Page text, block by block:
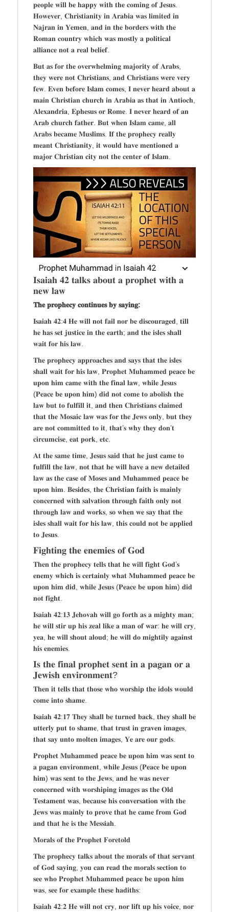
𝐩𝐞𝐨𝐩𝐥𝐞 𝐰𝐢𝐥𝐥 𝐛𝐞 𝐡𝐚𝐩𝐩𝐲 𝐰𝐢𝐭𝐡 𝐭𝐡𝐞 𝐜𝐨𝐦𝐢𝐧𝐠 𝐨𝐟 𝐉𝐞𝐬𝐮𝐬.
𝐇𝐨𝐰𝐞𝐯𝐞𝐫, 𝐂𝐡𝐫𝐢𝐬𝐭𝐢𝐚𝐧𝐢𝐭𝐲 𝐢𝐧 𝐀𝐫𝐚𝐛𝐢𝐚 𝐰𝐚𝐬 𝐥𝐢𝐦𝐢𝐭𝐞𝐝 𝐢𝐧
𝐍𝐚𝐣𝐫𝐚𝐧 𝐢𝐧 𝐘𝐞𝐦𝐞𝐧, 𝐚𝐧𝐝 𝐢𝐧 𝐭𝐡𝐞 𝐛𝐨𝐫𝐝𝐞𝐫𝐬 𝐰𝐢𝐭𝐡 𝐭𝐡𝐞
𝐑𝐨𝐦𝐚𝐧 𝐜𝐨𝐮𝐧𝐭𝐫𝐲 𝐰𝐡𝐢𝐜𝐡 𝐰𝐚𝐬 𝐦𝐨𝐬𝐭𝐥𝐲 𝐚 𝐩𝐨𝐥𝐢𝐭𝐢𝐜𝐚𝐥
𝐚𝐥𝐥𝐢𝐚𝐧𝐜𝐞 𝐧𝐨𝐭 𝐚 𝐫𝐞𝐚𝐥 𝐛𝐞𝐥𝐢𝐞𝐟.
𝐁𝐮𝐭 𝐚𝐬 𝐟𝐨𝐫 𝐭𝐡𝐞 𝐨𝐯𝐞𝐫𝐰𝐡𝐞𝐥𝐦𝐢𝐧𝐠 𝐦𝐚𝐣𝐨𝐫𝐢𝐭𝐲 𝐨𝐟 𝐀𝐫𝐚𝐛𝐬,
𝐭𝐡𝐞𝐲 𝐰𝐞𝐫𝐞 𝐧𝐨𝐭 𝐂𝐡𝐫𝐢𝐬𝐭𝐢𝐚𝐧𝐬, 𝐚𝐧𝐝 𝐂𝐡𝐫𝐢𝐬𝐭𝐢𝐚𝐧𝐬 𝐰𝐞𝐫𝐞 𝐯𝐞𝐫𝐲
𝐟𝐞𝐰. 𝐄𝐯𝐞𝐧 𝐛𝐞𝐟𝐨𝐫𝐞 𝐈𝐬𝐥𝐚𝐦 𝐜𝐨𝐦𝐞𝐬, 𝐈 𝐧𝐞𝐯𝐞𝐫 𝐡𝐞𝐚𝐫𝐝 𝐚𝐛𝐨𝐮𝐭 𝐚
𝐦𝐚𝐢𝐧 𝐂𝐡𝐫𝐢𝐬𝐭𝐢𝐚𝐧 𝐜𝐡𝐮𝐫𝐜𝐡 𝐢𝐧 𝐀𝐫𝐚𝐛𝐢𝐚 𝐚𝐬 𝐭𝐡𝐚𝐭 𝐢𝐧 𝐀𝐧𝐭𝐢𝐨𝐜𝐡,
𝐀𝐥𝐞𝐱𝐚𝐧𝐝𝐫𝐢𝐚, 𝐄𝐩𝐡𝐞𝐬𝐮𝐬 𝐨𝐫 𝐑𝐨𝐦𝐞. 𝐈 𝐧𝐞𝐯𝐞𝐫 𝐡𝐞𝐚𝐫𝐝 𝐨𝐟 𝐚𝐧
𝐀𝐫𝐚𝐛 𝐜𝐡𝐮𝐫𝐜𝐡 𝐟𝐚𝐭𝐡𝐞𝐫. 𝐁𝐮𝐭 𝐰𝐡𝐞𝐧 𝐈𝐬𝐥𝐚𝐦 𝐜𝐚𝐦𝐞, 𝐚𝐥𝐥
𝐀𝐫𝐚𝐛𝐬 𝐛𝐞𝐜𝐚𝐦𝐞 𝐌𝐮𝐬𝐥𝐢𝐦𝐬. 𝐈𝐟 𝐭𝐡𝐞 𝐩𝐫𝐨𝐩𝐡𝐞𝐜𝐲 𝐫𝐞𝐚𝐥𝐥𝐲
𝐦𝐞𝐚𝐧𝐭 𝐂𝐡𝐫𝐢𝐬𝐭𝐢𝐚𝐧𝐢𝐭𝐲, 𝐢𝐭 𝐰𝐨𝐮𝐥𝐝 𝐡𝐚𝐯𝐞 𝐦𝐞𝐧𝐭𝐢𝐨𝐧𝐞𝐝 𝐚
𝐦𝐚𝐣𝐨𝐫 𝐂𝐡𝐫𝐢𝐬𝐭𝐢𝐚𝐧 𝐜𝐢𝐭𝐲 𝐧𝐨𝐭 𝐭𝐡𝐞 𝐜𝐞𝐧𝐭𝐞𝐫 𝐨𝐟 𝐈𝐬𝐥𝐚𝐦.
𝐈𝐬𝐚𝐢𝐚𝐡 𝟒𝟐 𝐭𝐚𝐥𝐤𝐬 𝐚𝐛𝐨𝐮𝐭 𝐚 𝐩𝐫𝐨𝐩𝐡𝐞𝐭 𝐰𝐢𝐭𝐡 𝐚
𝐧𝐞𝐰 𝐥𝐚𝐰
𝐓𝐡𝐞 𝐩𝐫𝐨𝐩𝐡𝐞𝐜𝐲 𝐜𝐨𝐧𝐭𝐢𝐧𝐮𝐞𝐬 𝐛𝐲 𝐬𝐚𝐲𝐢𝐧𝐠:
𝐈𝐬𝐚𝐢𝐚𝐡 𝟒𝟐:𝟒 𝐇𝐞 𝐰𝐢𝐥𝐥 𝐧𝐨𝐭 𝐟𝐚𝐢𝐥 𝐧𝐨𝐫 𝐛𝐞 𝐝𝐢𝐬𝐜𝐨𝐮𝐫𝐚𝐠𝐞𝐝, 𝐭𝐢𝐥𝐥
𝐡𝐞 𝐡𝐚𝐬 𝐬𝐞𝐭 𝐣𝐮𝐬𝐭𝐢𝐜𝐞 𝐢𝐧 𝐭𝐡𝐞 𝐞𝐚𝐫𝐭𝐡; 𝐚𝐧𝐝 𝐭𝐡𝐞 𝐢𝐬𝐥𝐞𝐬 𝐬𝐡𝐚𝐥𝐥
𝐰𝐚𝐢𝐭 𝐟𝐨𝐫 𝐡𝐢𝐬 𝐥𝐚𝐰.
𝐓𝐡𝐞 𝐩𝐫𝐨𝐩𝐡𝐞𝐜𝐲 𝐚𝐩𝐩𝐫𝐨𝐚𝐜𝐡𝐞𝐬 𝐚𝐧𝐝 𝐬𝐚𝐲𝐬 𝐭𝐡𝐚𝐭 𝐭𝐡𝐞 𝐢𝐬𝐥𝐞𝐬
𝐬𝐡𝐚𝐥𝐥 𝐰𝐚𝐢𝐭 𝐟𝐨𝐫 𝐡𝐢𝐬 𝐥𝐚𝐰, 𝐏𝐫𝐨𝐩𝐡𝐞𝐭 𝐌𝐮𝐡𝐚𝐦𝐦𝐞𝐝 𝐩𝐞𝐚𝐜𝐞 𝐛𝐞
𝐮𝐩𝐨𝐧 𝐡𝐢𝐦 𝐜𝐚𝐦𝐞 𝐰𝐢𝐭𝐡 𝐭𝐡𝐞 𝐟𝐢𝐧𝐚𝐥 𝐥𝐚𝐰, 𝐰𝐡𝐢𝐥𝐞 𝐉𝐞𝐬𝐮𝐬
(𝐏𝐞𝐚𝐜𝐞 𝐛𝐞 𝐮𝐩𝐨𝐧 𝐡𝐢𝐦) 𝐝𝐢𝐝 𝐧𝐨𝐭 𝐜𝐨𝐦𝐞 𝐭𝐨 𝐚𝐛𝐨𝐥𝐢𝐬𝐡 𝐭𝐡𝐞
𝐥𝐚𝐰 𝐛𝐮𝐭 𝐭𝐨 𝐟𝐮𝐥𝐟𝐢𝐥𝐥 𝐢𝐭, 𝐚𝐧𝐝 𝐭𝐡𝐞𝐧 𝐂𝐡𝐫𝐢𝐬𝐭𝐢𝐚𝐧𝐬 𝐜𝐥𝐚𝐢𝐦𝐞𝐝
𝐭𝐡𝐚𝐭 𝐭𝐡𝐞 𝐌𝐨𝐬𝐚𝐢𝐜 𝐥𝐚𝐰 𝐰𝐚𝐬 𝐟𝐨𝐫 𝐭𝐡𝐞 𝐉𝐞𝐰𝐬 𝐨𝐧𝐥𝐲, 𝐛𝐮𝐭 𝐭𝐡𝐞𝐲
𝐚𝐫𝐞 𝐧𝐨𝐭 𝐜𝐨𝐦𝐦𝐢𝐭𝐭𝐞𝐝 𝐭𝐨 𝐢𝐭, 𝐭𝐡𝐚𝐭’𝐬 𝐰𝐡𝐲 𝐭𝐡𝐞𝐲 𝐝𝐨𝐧’𝐭
𝐜𝐢𝐫𝐜𝐮𝐦𝐜𝐢𝐬𝐞, 𝐞𝐚𝐭 𝐩𝐨𝐫𝐤, 𝐞𝐭𝐜.
𝐀𝐭 𝐭𝐡𝐞 𝐬𝐚𝐦𝐞 𝐭𝐢𝐦𝐞, 𝐉𝐞𝐬𝐮𝐬 𝐬𝐚𝐢𝐝 𝐭𝐡𝐚𝐭 𝐡𝐞 𝐣𝐮𝐬𝐭 𝐜𝐚𝐦𝐞 𝐭𝐨
𝐟𝐮𝐥𝐟𝐢𝐥𝐥 𝐭𝐡𝐞 𝐥𝐚𝐰, 𝐧𝐨𝐭 𝐭𝐡𝐚𝐭 𝐡𝐞 𝐰𝐢𝐥𝐥 𝐡𝐚𝐯𝐞 𝐚 𝐧𝐞𝐰 𝐝𝐞𝐭𝐚𝐢𝐥𝐞𝐝
𝐥𝐚𝐰 𝐚𝐬 𝐭𝐡𝐞 𝐜𝐚𝐬𝐞 𝐨𝐟 𝐌𝐨𝐬𝐞𝐬 𝐚𝐧𝐝 𝐌𝐮𝐡𝐚𝐦𝐦𝐞𝐝 𝐩𝐞𝐚𝐜𝐞 𝐛𝐞
𝐮𝐩𝐨𝐧 𝐡𝐢𝐦. 𝐁𝐞𝐬𝐢𝐝𝐞𝐬, 𝐭𝐡𝐞 𝐂𝐡𝐫𝐢𝐬𝐭𝐢𝐚𝐧 𝐟𝐚𝐢𝐭𝐡 𝐢𝐬 𝐦𝐚𝐢𝐧𝐥𝐲
𝐜𝐨𝐧𝐜𝐞𝐫𝐧𝐞𝐝 𝐰𝐢𝐭𝐡 𝐬𝐚𝐥𝐯𝐚𝐭𝐢𝐨𝐧 𝐭𝐡𝐫𝐨𝐮𝐠𝐡 𝐟𝐚𝐢𝐭𝐡 𝐨𝐧𝐥𝐲 𝐧𝐨𝐭
𝐭𝐡𝐫𝐨𝐮𝐠𝐡 𝐥𝐚𝐰 𝐚𝐧𝐝 𝐰𝐨𝐫𝐤𝐬, 𝐬𝐨 𝐰𝐡𝐞𝐧 𝐰𝐞 𝐬𝐚𝐲 𝐭𝐡𝐚𝐭 𝐭𝐡𝐞
𝐢𝐬𝐥𝐞𝐬 𝐬𝐡𝐚𝐥𝐥 𝐰𝐚𝐢𝐭 𝐟𝐨𝐫 𝐡𝐢𝐬 𝐥𝐚𝐰, 𝐭𝐡𝐢𝐬 𝐜𝐨𝐮𝐥𝐝 𝐧𝐨𝐭 𝐛𝐞 𝐚𝐩𝐩𝐥𝐢𝐞𝐝
𝐭𝐨 𝐉𝐞𝐬𝐮𝐬.
𝐅𝐢𝐠𝐡𝐭𝐢𝐧𝐠 𝐭𝐡𝐞 𝐞𝐧𝐞𝐦𝐢𝐞𝐬 𝐨𝐟 𝐆𝐨𝐝
𝐓𝐡𝐞𝐧 𝐭𝐡𝐞 𝐩𝐫𝐨𝐩𝐡𝐞𝐜𝐲 𝐭𝐞𝐥𝐥𝐬 𝐭𝐡𝐚𝐭 𝐡𝐞 𝐰𝐢𝐥𝐥 𝐟𝐢𝐠𝐡𝐭 𝐆𝐨𝐝’𝐬
𝐞𝐧𝐞𝐦𝐲 𝐰𝐡𝐢𝐜𝐡 𝐢𝐬 𝐜𝐞𝐫𝐭𝐚𝐢𝐧𝐥𝐲 𝐰𝐡𝐚𝐭 𝐌𝐮𝐡𝐚𝐦𝐦𝐞𝐝 𝐩𝐞𝐚𝐜𝐞 𝐛𝐞
𝐮𝐩𝐨𝐧 𝐡𝐢𝐦 𝐝𝐢𝐝, 𝐰𝐡𝐢𝐥𝐞 𝐉𝐞𝐬𝐮𝐬 (𝐏𝐞𝐚𝐜𝐞 𝐛𝐞 𝐮𝐩𝐨𝐧 𝐡𝐢𝐦) 𝐝𝐢𝐝
𝐧𝐨𝐭 𝐟𝐢𝐠𝐡𝐭.
𝐈𝐬𝐚𝐢𝐚𝐡 𝟒𝟐:𝟏𝟑 𝐉𝐞𝐡𝐨𝐯𝐚𝐡 𝐰𝐢𝐥𝐥 𝐠𝐨 𝐟𝐨𝐫𝐭𝐡 𝐚𝐬 𝐚 𝐦𝐢𝐠𝐡𝐭𝐲 𝐦𝐚𝐧;
𝐡𝐞 𝐰𝐢𝐥𝐥 𝐬𝐭𝐢𝐫 𝐮𝐩 𝐡𝐢𝐬 𝐳𝐞𝐚𝐥 𝐥𝐢𝐤𝐞 𝐚 𝐦𝐚𝐧 𝐨𝐟 𝐰𝐚𝐫: 𝐡𝐞 𝐰𝐢𝐥𝐥 𝐜𝐫𝐲,
𝐲𝐞𝐚, 𝐡𝐞 𝐰𝐢𝐥𝐥 𝐬𝐡𝐨𝐮𝐭 𝐚𝐥𝐨𝐮𝐝; 𝐡𝐞 𝐰𝐢𝐥𝐥 𝐝𝐨 𝐦𝐢𝐠𝐡𝐭𝐢𝐥𝐲 𝐚𝐠𝐚𝐢𝐧𝐬𝐭
𝐡𝐢𝐬 𝐞𝐧𝐞𝐦𝐢𝐞𝐬.
𝐈𝐬 𝐭𝐡𝐞 𝐟𝐢𝐧𝐚𝐥 𝐩𝐫𝐨𝐩𝐡𝐞𝐭 𝐬𝐞𝐧𝐭 𝐢𝐧 𝐚 𝐩𝐚𝐠𝐚𝐧 𝐨𝐫 𝐚
𝐉𝐞𝐰𝐢𝐬𝐡 𝐞𝐧𝐯𝐢𝐫𝐨𝐧𝐦𝐞𝐧𝐭?
𝐓𝐡𝐞𝐧 𝐢𝐭 𝐭𝐞𝐥𝐥𝐬 𝐭𝐡𝐚𝐭 𝐭𝐡𝐨𝐬𝐞 𝐰𝐡𝐨 𝐰𝐨𝐫𝐬𝐡𝐢𝐩 𝐭𝐡𝐞 𝐢𝐝𝐨𝐥𝐬 𝐰𝐨𝐮𝐥𝐝
𝐜𝐨𝐦𝐞 𝐢𝐧𝐭𝐨 𝐬𝐡𝐚𝐦𝐞.
𝐈𝐬𝐚𝐢𝐚𝐡 𝟒𝟐:𝟏𝟕 𝐓𝐡𝐞𝐲 𝐬𝐡𝐚𝐥𝐥 𝐛𝐞 𝐭𝐮𝐫𝐧𝐞𝐝 𝐛𝐚𝐜𝐤, 𝐭𝐡𝐞𝐲 𝐬𝐡𝐚𝐥𝐥 𝐛𝐞
𝐮𝐭𝐭𝐞𝐫𝐥𝐲 𝐩𝐮𝐭 𝐭𝐨 𝐬𝐡𝐚𝐦𝐞, 𝐭𝐡𝐚𝐭 𝐭𝐫𝐮𝐬𝐭 𝐢𝐧 𝐠𝐫𝐚𝐯𝐞𝐧 𝐢𝐦𝐚𝐠𝐞𝐬,
𝐭𝐡𝐚𝐭 𝐬𝐚𝐲 𝐮𝐧𝐭𝐨 𝐦𝐨𝐥𝐭𝐞𝐧 𝐢𝐦𝐚𝐠𝐞𝐬, 𝐘𝐞 𝐚𝐫𝐞 𝐨𝐮𝐫 𝐠𝐨𝐝𝐬.
𝐏𝐫𝐨𝐩𝐡𝐞𝐭 𝐌𝐮𝐡𝐚𝐦𝐦𝐞𝐝 𝐩𝐞𝐚𝐜𝐞 𝐛𝐞 𝐮𝐩𝐨𝐧 𝐡𝐢𝐦 𝐰𝐚𝐬 𝐬𝐞𝐧𝐭 𝐭𝐨
𝐚 𝐩𝐚𝐠𝐚𝐧 𝐞𝐧𝐯𝐢𝐫𝐨𝐧𝐦𝐞𝐧𝐭, 𝐰𝐡𝐢𝐥𝐞 𝐉𝐞𝐬𝐮𝐬 (𝐏𝐞𝐚𝐜𝐞 𝐛𝐞 𝐮𝐩𝐨𝐧
𝐡𝐢𝐦) 𝐰𝐚𝐬 𝐬𝐞𝐧𝐭 𝐭𝐨 𝐭𝐡𝐞 𝐉𝐞𝐰𝐬, 𝐚𝐧𝐝 𝐡𝐞 𝐰𝐚𝐬 𝐧𝐞𝐯𝐞𝐫
𝐜𝐨𝐧𝐜𝐞𝐫𝐧𝐞𝐝 𝐰𝐢𝐭𝐡 𝐰𝐨𝐫𝐬𝐡𝐢𝐩𝐢𝐧𝐠 𝐢𝐦𝐚𝐠𝐞𝐬 𝐚𝐬 𝐭𝐡𝐞 𝐎𝐥𝐝
𝐓𝐞𝐬𝐭𝐚𝐦𝐞𝐧𝐭 𝐰𝐚𝐬, 𝐛𝐞𝐜𝐚𝐮𝐬𝐞 𝐡𝐢𝐬 𝐜𝐨𝐧𝐯𝐞𝐫𝐬𝐚𝐭𝐢𝐨𝐧 𝐰𝐢𝐭𝐡 𝐭𝐡𝐞
𝐉𝐞𝐰𝐬 𝐰𝐚𝐬 𝐦𝐚𝐢𝐧𝐥𝐲 𝐭𝐨 𝐩𝐫𝐨𝐯𝐞 𝐭𝐡𝐚𝐭 𝐡𝐞 𝐜𝐚𝐦𝐞 𝐟𝐫𝐨𝐦 𝐆𝐨𝐝
𝐚𝐧𝐝 𝐭𝐡𝐚𝐭 𝐡𝐞 𝐢𝐬 𝐭𝐡𝐞 𝐌𝐞𝐬𝐬𝐢𝐚𝐡.
𝐌𝐨𝐫𝐚𝐥𝐬 𝐨𝐟 𝐭𝐡𝐞 𝐏𝐫𝐨𝐩𝐡𝐞𝐭 𝐅𝐨𝐫𝐞𝐭𝐨𝐥𝐝
𝐓𝐡𝐞 𝐩𝐫𝐨𝐩𝐡𝐞𝐜𝐲 𝐭𝐚𝐥𝐤𝐬 𝐚𝐛𝐨𝐮𝐭 𝐭𝐡𝐞 𝐦𝐨𝐫𝐚𝐥𝐬 𝐨𝐟 𝐭𝐡𝐚𝐭 𝐬𝐞𝐫𝐯𝐚𝐧𝐭
𝐨𝐟 𝐆𝐨𝐝 𝐬𝐚𝐲𝐢𝐧𝐠, 𝐲𝐨𝐮 𝐜𝐚𝐧 𝐫𝐞𝐚𝐝 𝐭𝐡𝐞 𝐦𝐨𝐫𝐚𝐥𝐬 𝐬𝐞𝐜𝐭𝐢𝐨𝐧 𝐭𝐨
𝐬𝐞𝐞 𝐰𝐡𝐨 𝐏𝐫𝐨𝐩𝐡𝐞𝐭 𝐌𝐮𝐡𝐚𝐦𝐦𝐞𝐝 𝐩𝐞𝐚𝐜𝐞 𝐛𝐞 𝐮𝐩𝐨𝐧 𝐡𝐢𝐦
𝐰𝐚𝐬, 𝐬𝐞𝐞 𝐟𝐨𝐫 𝐞𝐱𝐚𝐦𝐩𝐥𝐞 𝐭𝐡𝐞𝐬𝐞 𝐡𝐚𝐝𝐢𝐭𝐡𝐬:
𝐈𝐬𝐚𝐢𝐚𝐡 𝟒𝟐:𝟐 𝐇𝐞 𝐰𝐢𝐥𝐥 𝐧𝐨𝐭 𝐜𝐫𝐲, 𝐧𝐨𝐫 𝐥𝐢𝐟𝐭 𝐮𝐩 𝐡𝐢𝐬 𝐯𝐨𝐢𝐜𝐞, 𝐧𝐨𝐫